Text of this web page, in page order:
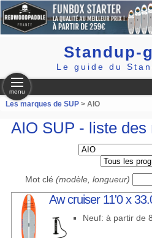
Standup-
Le guide du
menu
Les marques de SUP> AIO
AIO SUP - liste des
Mot clé(modèle, longueur)
Aw cruiser 11'0 x
Neuf: à partir de